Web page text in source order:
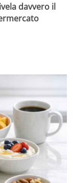
davvero il